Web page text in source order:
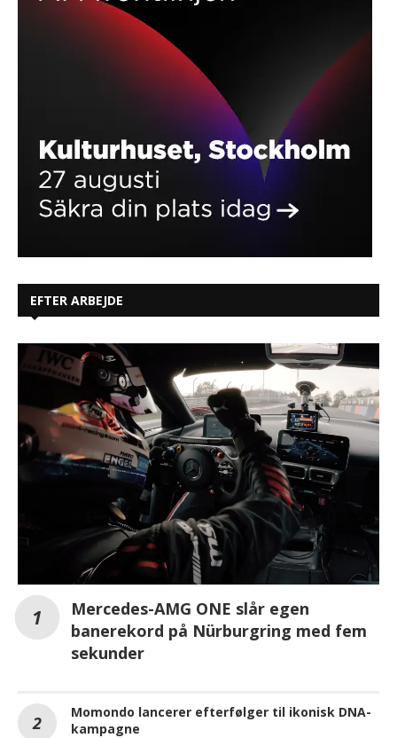
EFTER ARBEJDE
Mercedes-AMG ONE slår egen
banerekord på Nürburgring med fem
sekunder
Momondo lancerer efterfølger til ikonisk DNA-
kampagne